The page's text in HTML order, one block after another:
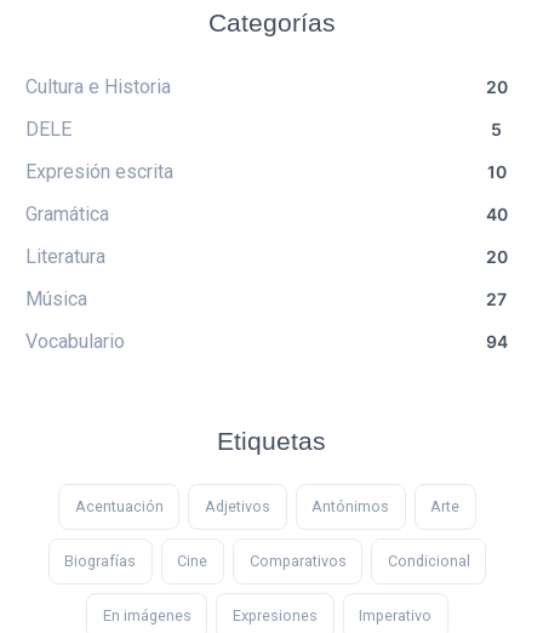
Categorías
Cultura e Historia 20
DELE 5
Expresión escrita 10
Gramática 40
Literatura 20
Música 27
Vocabulario 94
Etiquetas
Acentuación Adjetivos Antónimos Arte
Biografías Cine Comparativos Condicional
En imágenes Expresiones Imperativo